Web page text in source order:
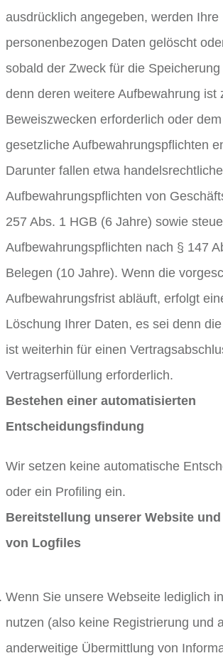
ausdrücklich angegeben, werden Ihre
personenbezogen Daten gelöscht
sobald der Zweck für die
denn deren weitere Aufbewahrung ist
Beweiszwecken erforderlich oder
gesetzliche Aufbewahrungspflichten
Darunter fallen etwa handelsrechtliche
Aufbewahrungspflichten von
257 Abs. 1 HGB (6 Jahre) sowie
Aufbewahrungspflichten nach § 147
Belegen (10 Jahre). Wenn die
Aufbewahrungsfrist abläuft, erfolgt
Löschung Ihrer Daten, es sei denn
ist weiterhin für einen
Vertragserfüllung erforderlich.
Bestehen einer automatisierten
Entscheidungsfindung
Wir setzen keine automatische
oder ein Profiling ein.
Bereitstellung unserer Website
von Logfiles
Wenn Sie unsere Webseite lediglich
nutzen (also keine Registrierung und
anderweitige Übermittlung von